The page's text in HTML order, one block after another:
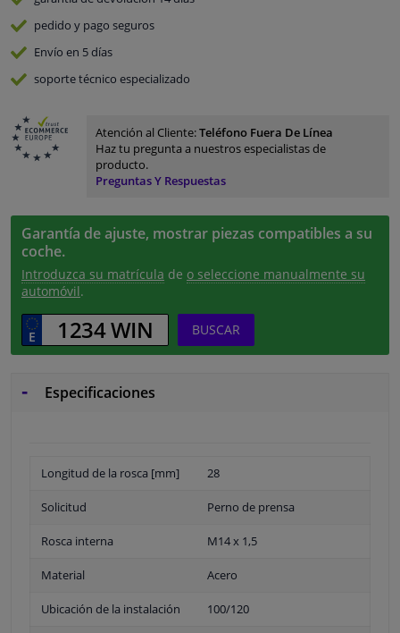
pedido y pago seguros
Envío en 5 días
soporte técnico especializado
Atención al Cliente:Teléfono Fuera De Línea
Haz tu pregunta a nuestros especialistas de
producto.
Preguntas Y Respuestas
Garantía de ajuste, mostrar piezas compatibles a su
coche.
Introduzca su matrícula de o seleccione manualmente su
automóvil.
BUSCAR
Especificaciones
Longitud de la rosca [mm] 28
Solicitud Perno de prensa
Rosca interna M14 x 1,5
Material Acero
Ubicación de la instalación 100/120